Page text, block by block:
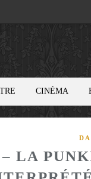
CINÉMA
– LA